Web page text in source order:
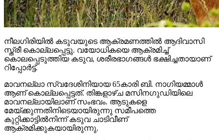
നീലഗിരിയില്‍ കടുവയുടെ ആക്രമണത്തില്‍ ആദിവാസി
സ്ത്രീ കൊല്ലപ്പെട്ടു. വയോധികയെ ആക്രമിച്ച്
കൊലപ്പെടുത്തിയ കടുവ, ശരീരഭാഗങ്ങള്‍ ഭക്ഷിച്ചതായാണ്
റിപ്പോര്‍ട്ട്.
മാവനല്ലാ സ്വദേശിനിയായ 65കാരി ബി. നാഗിയമ്മാള്‍
ആണ് കൊല്ലപ്പെട്ടത്. തിങ്കളാഴ്ച മസിനഗുഡിയിലെ
മാവനല്ലായിലാണ് സംഭവം. ആടുകളെ
മേയ്ക്കുന്നതിനിടെയായിരുന്നു സമീപത്തെ
കുറ്റിക്കാട്ടില്‍നിന്ന് കടുവ ചാടിവീണ്
ആക്രമിക്കുകയായിരുന്നു.